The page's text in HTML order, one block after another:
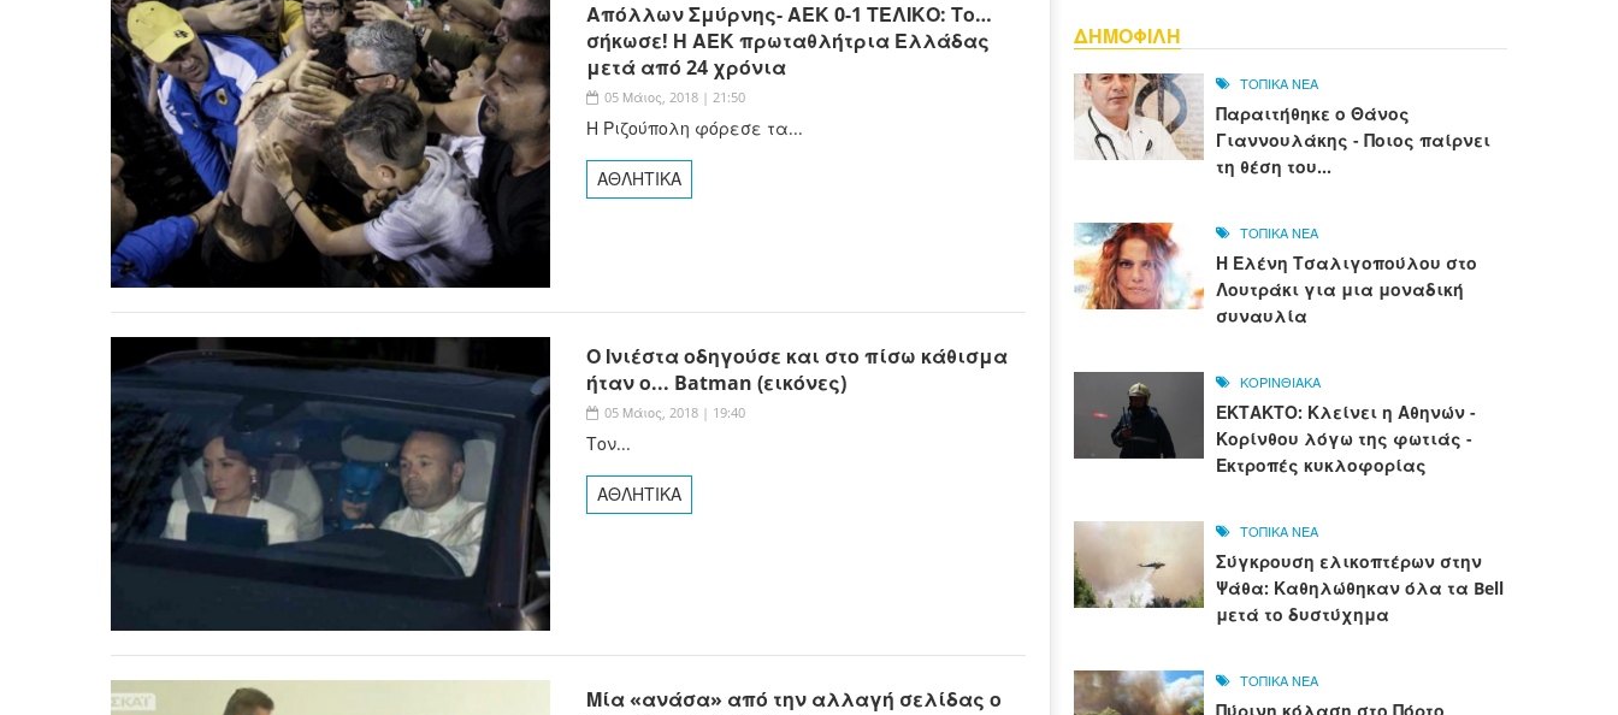
Απόλλων Σμύρνης- ΑΕΚ 0-1 ΤΕΛΙΚΟ: Το…
σήκωσε! Η ΑΕΚ πρωταθλήτρια Ελλάδας
μετά από 24 χρόνια
05 Μάιος, 2018 | 21:50
Η Ριζούπολη φόρεσε τα...
ΑΘΛΗΤΙΚΑ
Ο Ινιέστα οδηγούσε και στο πίσω κάθισμα
ήταν ο... Batman (εικόνες)
05 Μάιος, 2018 | 19:40
Τον...
ΑΘΛΗΤΙΚΑ
Μία «ανάσα» από την αλλαγή σελίδας ο
ΔΗΜΟΦΙΛΗ
ΤΟΠΙΚΑ ΝΕΑ
Παραιτήθηκε ο Θάνος
Γιαννουλάκης - Ποιος παίρνει
τη θέση του...
ΤΟΠΙΚΑ ΝΕΑ
Η Ελένη Τσαλιγοπούλου στο
Λουτράκι για μια μοναδική
συναυλία
ΚΟΡΙΝΘΙΑΚΑ
ΕΚΤΑΚΤΟ: Κλείνει η Αθηνών -
Κορίνθου λόγω της φωτιάς -
Εκτροπές κυκλοφορίας
ΤΟΠΙΚΑ ΝΕΑ
Σύγκρουση ελικοπτέρων στην
Ψάθα: Καθηλώθηκαν όλα τα Bell
μετά το δυστύχημα
ΤΟΠΙΚΑ ΝΕΑ